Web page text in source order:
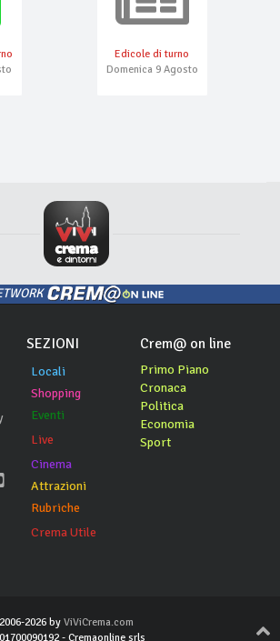
Edicole di turno
Domenica 9 Agosto
SEZIONI
Locali
Shopping
Eventi
Live
Cinema
Attrazioni
Rubriche
Crema Utile
Crem@ on line
Primo Piano
Cronaca
Politica
Economia
Sport
2026 by ViViCrema.com
- Cremaonline srls